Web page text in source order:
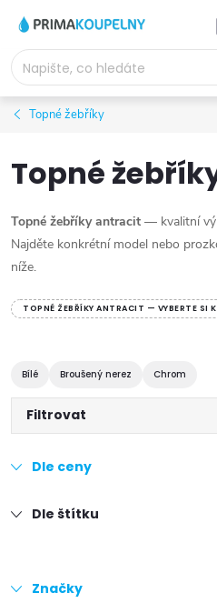
obsah
Topné žebříky
Topné
Topné žebříky antracit — kvalitní
Najděte konkrétní model nebo
níže.
TOPNÉ ŽEBŘÍKY ANTRACIT — VYBERTE SI
Bílé Broušený nerez Chrom
Filtrovat
Dle ceny
Dle štítku
Značky